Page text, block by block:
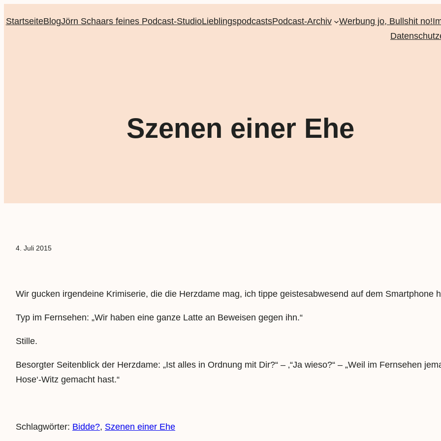
StartseiteBlogJörn Schaars feines Podcast-StudioLieblingspodcastsPodcast-Archiv Werbung jo, Bullshit no!
Szenen einer Ehe
4. Juli 2015
Wir gucken irgendeine Krimiserie, die die Herzdame mag, ich tippe geistesabwesend auf dem Smartphone
Typ im Fernsehen: „Wir haben eine ganze Latte an Beweisen gegen ihn.“
Stille.
Besorgter Seitenblick der Herzdame: „Ist alles in Ordnung mit Dir?“ – ‚“Ja wieso?“ – „Weil im Fernsehen
Hose‘-Witz gemacht hast.“
Schlagwörter: Bidde?, Szenen einer Ehe